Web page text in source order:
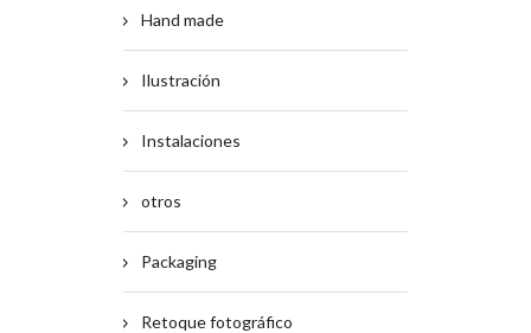
Hand made
Ilustración
Instalaciones
otros
Packaging
Retoque fotográfico